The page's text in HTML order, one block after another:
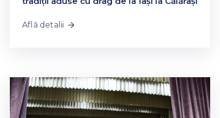
Află detalii